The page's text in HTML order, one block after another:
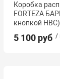
Коробка
FORTEZA
кнопкой НВС)
5 100 руб /